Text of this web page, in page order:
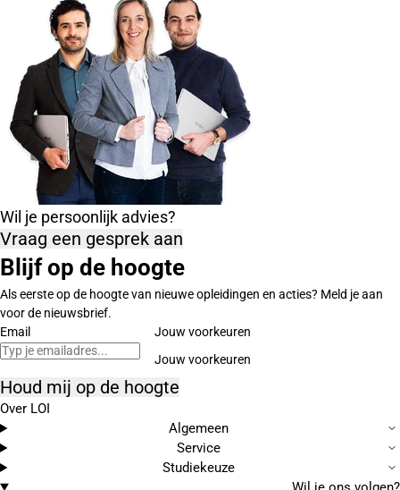
Wil je persoonlijk advies?
Vraag een gesprek aan
Blijf op de hoogte
Als eerste op de hoogte van nieuwe opleidingen en acties? Meld je aan
voor de nieuwsbrief.
Email
Jouw voorkeuren
Houd mij op de hoogte
Over LOI
Algemeen
Service
Studiekeuze